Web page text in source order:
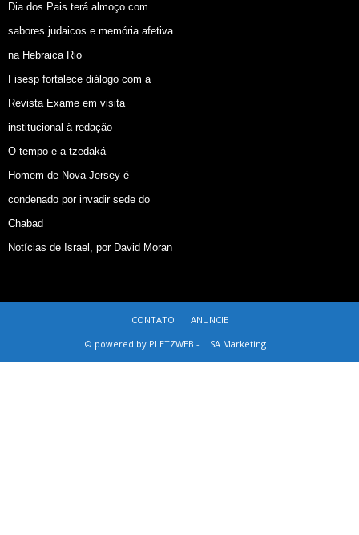
Dia dos Pais terá almoço com
sabores judaicos e memória afetiva
na Hebraica Rio
Fisesp fortalece diálogo com a
Revista Exame em visita
institucional à redação
O tempo e a tzedaká
Homem de Nova Jersey é
condenado por invadir sede do
Chabad
Notícias de Israel, por David Moran
CONTATO
ANUNCIE
© powered by PLETZWEB -
SA Marketing